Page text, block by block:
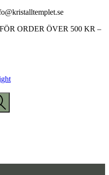
ORDER ÖVER 500 KR –